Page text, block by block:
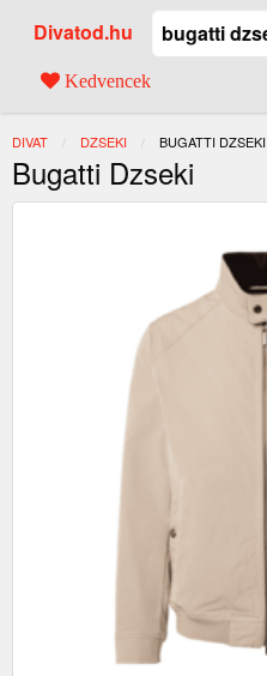
Divatod.hu
Kedvencek
DIVAT DZSEKI JELENLEGI:
BUGATTI DZSEKI
Bugatti Dzseki